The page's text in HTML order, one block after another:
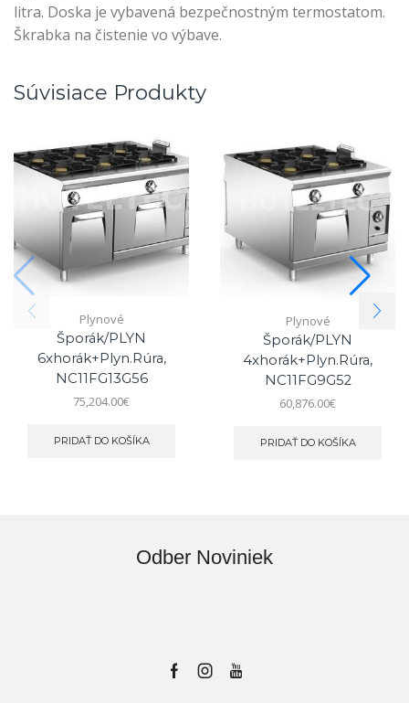
litra. Doska je vybavená bezpečnostným termostatom.
Škrabka na čistenie vo výbave.
Súvisiace Produkty
Plynové
Šporák/PLYN
6xhorák+plyn.rúra,
NC11FG13G56
75,204.00€
PRIDAŤ DO KOŠÍKA
Plynové
Šporák/PLYN
4xhorák+plyn.rúra,
NC11FG9G52
60,876.00€
PRIDAŤ DO KOŠÍKA
Odber Noviniek